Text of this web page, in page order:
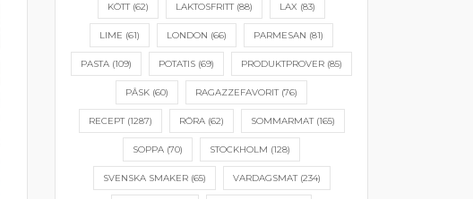
KÖTT(62) LAKTOSFRITT(88) LAX (83)
LIME (61) LONDON (66) PARMESAN (81)
PASTA (109) POTATIS (69) PRODUKTPROVER (85)
PÅSK (60) RAGAZZEFAVORIT(76)
RECEPT(1287) RÖRA(62) SOMMARMAT(165)
SOPPA (70) STOCKHOLM (128)
SVENSKA SMAKER(65) VARDAGSMAT(234)